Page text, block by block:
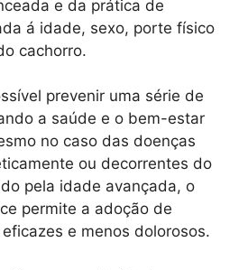
e da prática de
á idade, sexo, porte físico
cachorro.
prevenir uma série de
a saúde e o bem-estar
no caso das doenças
ou decorrentes do
pela idade avançada, o
permite a adoção de
e menos dolorosos.